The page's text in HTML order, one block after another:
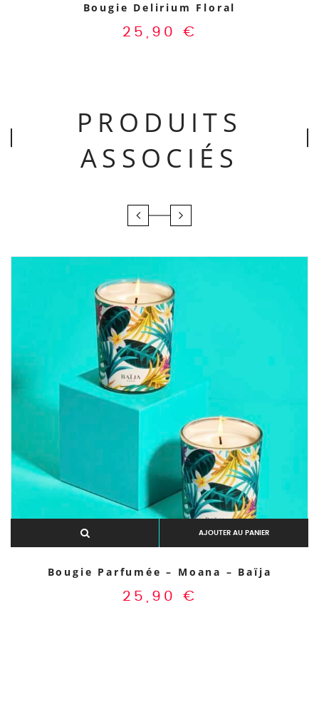
Bougie Delirium Floral
25,90 €
PRODUITS
ASSOCIÉS
AJOUTER AU PANIER
Bougie Parfumée – Moana – Baïja
25,90 €